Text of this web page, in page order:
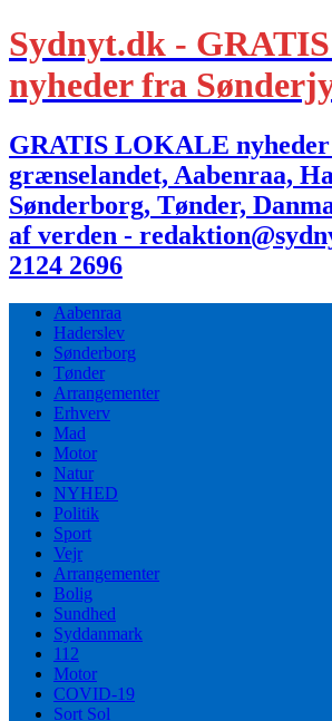
Sydnyt.dk -
nyheder fra
GRATIS LOKALE
grænselandet, Aabenraa,
Sønderborg, Tønder,
af verden -
2124 2696
Aabenraa
Haderslev
Sønderborg
Tønder
Arrangementer
Erhverv
Mad
Motor
Natur
NYHED
Politik
Sport
Vejr
Arrangementer
Bolig
Sundhed
Syddanmark
112
Motor
COVID-19
Sort Sol